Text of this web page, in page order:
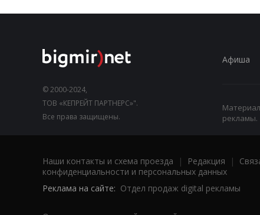
© 2000-2024,
ТОВ «КЕПРЕЙТ ПАРТНЕРС»".
Все права защищены.
Афиша
рекламы.
Наши контакты и схема проезда | Редакция |
конфиденциальности и персональных данных
Реклама на сайте: Отдел продаж digital рекламы